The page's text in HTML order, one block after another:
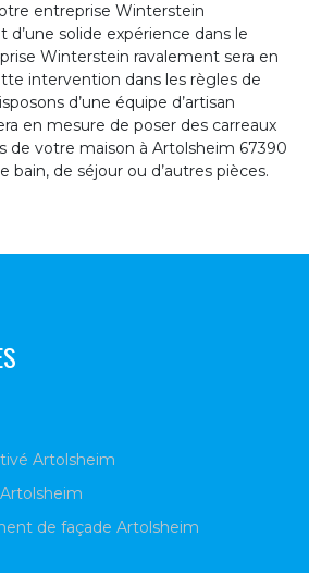
entreprise Winterstein
d’une solide expérience dans le
Winterstein ravalement sera en
intervention dans les règles de
d’une équipe d’artisan
en mesure de poser des carreaux
de votre maison à Artolsheim 67390
bain, de séjour ou d’autres pièces.
Artolsheim
de façade Artolsheim